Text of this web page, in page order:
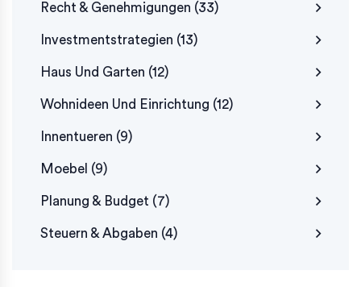
Recht & Genehmigungen (33)
Investmentstrategien (13)
Haus Und Garten (12)
Wohnideen Und Einrichtung (12)
Innentueren (9)
Moebel (9)
Planung & Budget (7)
Steuern & Abgaben (4)